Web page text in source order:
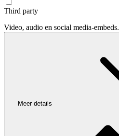
Third party
Video, audio en social media-embeds.
Meer details